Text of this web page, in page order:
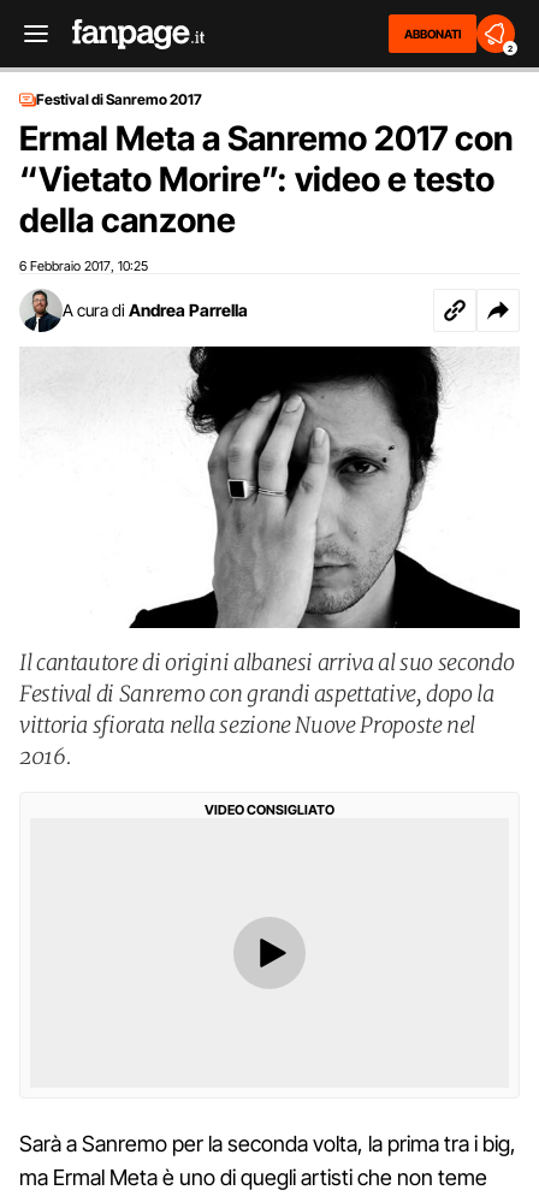
ABBONATI
2
Festival di Sanremo 2017
Ermal Meta a Sanremo 2017 con
“Vietato Morire”: video e testo
della canzone
6 Febbraio 2017 10:25
A cura di Andrea Parrella
Il cantautore di origini albanesi arriva al suo secondo
Festival di Sanremo con grandi aspettative, dopo la
vittoria sfiorata nella sezione Nuove Proposte nel
2016.
VIDEO CONSIGLIATO
Sarà a Sanremo per la seconda volta, la prima tra i big,
ma Ermal Meta è uno di quegli artisti che non teme